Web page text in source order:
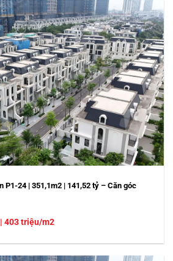
P1-24 | 351,1m2 | 141,52 tỷ – Căn góc
403 triệu/m2